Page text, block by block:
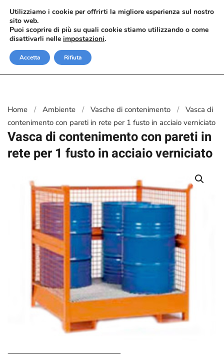
Passa al contenuto principale
Home Ambiente Vasche di contenimento
Vasca di
contenimento con pareti in rete per 1 fusto in acciaio verniciato
Vasca di contenimento con pareti in
rete per 1 fusto in acciaio verniciato
Utilizziamo i cookie per offrirti la migliore esperienza sul nostro
sito web.
Puoi scoprire di più su quali cookie stiamo utilizzando o come
disattivarli nelle impostazioni.
Accetta Rifiuta